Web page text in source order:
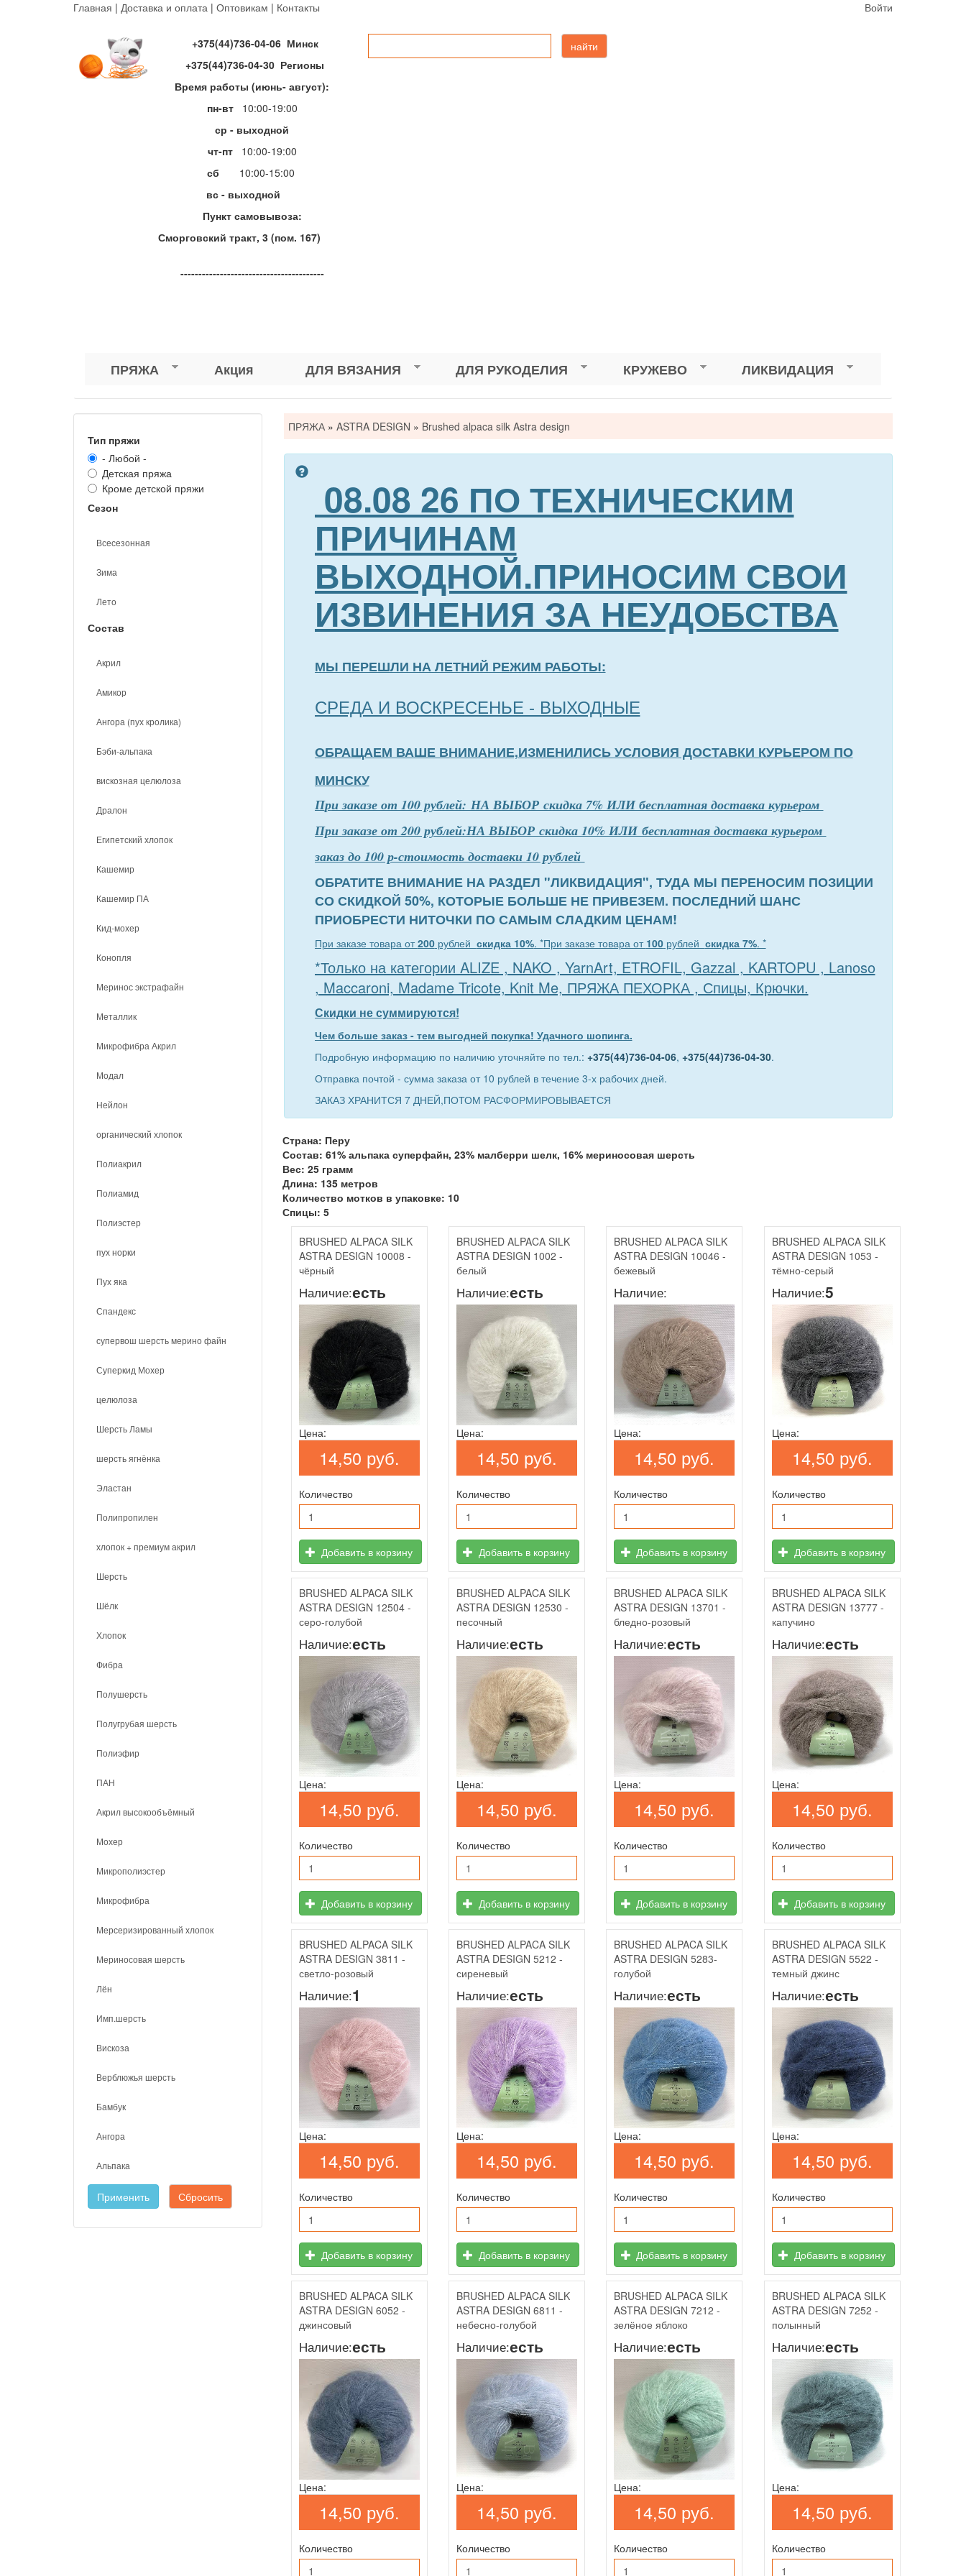
Главная | Доставка и оплата | Оптовикам | Контакты Войти
+375(44)736-04-06 Минск
+375(44)736-04-30 Регионы
Время работы (июнь- август):
пн-вт
10:00-19:00
ср - выходной
чт-пт 10:00-19:00
сб
10:00-15:00
вс - выходной
Пункт самовывоза:
Сморговский тракт, 3 (пом. 167)
----------------------------------------
найти
ПРЯЖА Акция ДЛЯ ВЯЗАНИЯ ДЛЯ РУКОДЕЛИЯ КРУЖЕВО ЛИКВИДАЦИЯ
Тип пряжи
- Любой -
Детская пряжа
Кроме детской пряжи
Сезон
Всесезонная
Зима
Лето
Состав
Акрил
Амикор
Ангора (пух кролика)
Бэби-альпака
вискозная целюлоза
Дралон
Египетский хлопок
Кашемир
Кашемир ПА
Кид-мохер
Конопля
Меринос экстрафайн
Металлик
Микрофибра Акрил
Модал
Нейлон
органический хлопок
Полиакрил
Полиамид
Полиэстер
пух норки
Пух яка
Спандекс
супервош шерсть мерино файн
Суперкид Мохер
целюлоза
Шерсть Ламы
шерсть ягнёнка
Эластан
Полипропилен
хлопок + премиум акрил
Шерсть
Шёлк
Хлопок
Фибра
Полушерсть
Полугрубая шерсть
Полиэфир
ПАН
Акрил высокообъёмный
Мохер
Микрополиэстер
Микрофибра
Мерсеризированный хлопок
Мериносовая шерсть
Лён
Имп.шерсть
Вискоза
Верблюжья шерсть
Бамбук
Ангора
Альпака
Применить Сбросить
Вы
здесь
ПРЯЖА » ASTRA DESIGN » Brushed alpaca silk Astra design
08.08 26 ПО ТЕХНИЧЕСКИМ
ПРИЧИНАМ
ВЫХОДНОЙ.ПРИНОСИМ СВОИ
ИЗВИНЕНИЯ ЗА НЕУДОБСТВА
МЫ ПЕРЕШЛИ НА ЛЕТНИЙ РЕЖИМ РАБОТЫ:
СРЕДА И ВОСКРЕСЕНЬЕ - ВЫХОДНЫЕ
ОБРАЩАЕМ ВАШЕ ВНИМАНИЕ,ИЗМЕНИЛИСЬ УСЛОВИЯ ДОСТАВКИ КУРЬЕРОМ ПО
МИНСКУ
При заказе от 100 рублей: НА ВЫБОР скидка 7% ИЛИ бесплатная доставка курьером
При заказе от 200 рублей:НА ВЫБОР скидка 10% ИЛИ бесплатная доставка курьером
заказ до 100 р-стоимость доставки 10 рублей
ОБРАТИТЕ ВНИМАНИЕ НА РАЗДЕЛ "ЛИКВИДАЦИЯ", ТУДА МЫ ПЕРЕНОСИМ ПОЗИЦИИ
СО СКИДКОЙ 50%, КОТОРЫЕ БОЛЬШЕ НЕ ПРИВЕЗЕМ. ПОСЛЕДНИЙ ШАНС
ПРИОБРЕСТИ НИТОЧКИ ПО САМЫМ СЛАДКИМ ЦЕНАМ!
При заказе товара от200рублей скидка 10%. *При заказе товара от 100рублей скидка 7%. *
*Только на категории ALIZE , NAKO , YarnArt, ETROFIL, Gazzal , KARTOPU , Lanoso
, Maccaroni, Madame Tricote, Knit Me, ПРЯЖА ПЕХОРКА , Спицы, Крючки.
Скидки не суммируются!
Чем больше заказ - тем выгодней покупка! Удачного шопинга.
Подробную информацию по наличию уточняйте по тел.: +375(44)736-04-06, +375(44)736-04-30.
Отправка почтой - сумма заказа от 10 рублей в течение 3-х рабочих дней.
ЗАКАЗ ХРАНИТСЯ 7 ДНЕЙ,ПОТОМ РАСФОРМИРОВЫВАЕТСЯ
Страна: Перу
Состав: 61% альпака суперфайн, 23% малберри шелк, 16% мериносовая шерсть
Вес: 25 грамм
Длина: 135 метров
Количество мотков в упаковке: 10
Спицы: 5
BRUSHED ALPACA SILK
ASTRA DESIGN 10008 -
чёрный
Наличие:есть
Цена:
14,50 руб.
Количество
Добавить в корзину
BRUSHED ALPACA SILK
ASTRA DESIGN 1002 -
белый
Наличие:есть
Цена:
14,50 руб.
Количество
Добавить в корзину
BRUSHED ALPACA SILK
ASTRA DESIGN 10046 -
бежевый
Наличие:
Цена:
14,50 руб.
Количество
Добавить в корзину
BRUSHED ALPACA SILK
ASTRA DESIGN 1053 -
тёмно-серый
Наличие:5
Цена:
14,50 руб.
Количество
Добавить в корзину
BRUSHED ALPACA SILK
ASTRA DESIGN 12504 -
серо-голубой
Наличие:есть
Цена:
14,50 руб.
Количество
Добавить в корзину
BRUSHED ALPACA SILK
ASTRA DESIGN 12530 -
песочный
Наличие:есть
Цена:
14,50 руб.
Количество
Добавить в корзину
BRUSHED ALPACA SILK
ASTRA DESIGN 13701 -
бледно-розовый
Наличие:есть
Цена:
14,50 руб.
Количество
Добавить в корзину
BRUSHED ALPACA SILK
ASTRA DESIGN 13777 -
капучино
Наличие:есть
Цена:
14,50 руб.
Количество
Добавить в корзину
BRUSHED ALPACA SILK
ASTRA DESIGN 3811 -
светло-розовый
Наличие:1
Цена:
14,50 руб.
Количество
Добавить в корзину
BRUSHED ALPACA SILK
ASTRA DESIGN 5212 -
сиреневый
Наличие:есть
Цена:
14,50 руб.
Количество
Добавить в корзину
BRUSHED ALPACA SILK
ASTRA DESIGN 5283-
голубой
Наличие:есть
Цена:
14,50 руб.
Количество
Добавить в корзину
BRUSHED ALPACA SILK
ASTRA DESIGN 5522 -
темный джинс
Наличие:есть
Цена:
14,50 руб.
Количество
Добавить в корзину
BRUSHED ALPACA SILK
ASTRA DESIGN 6052 -
джинсовый
Наличие:есть
Цена:
14,50 руб.
Количество
BRUSHED ALPACA SILK
ASTRA DESIGN 6811 -
небесно-голубой
Наличие:есть
Цена:
14,50 руб.
Количество
BRUSHED ALPACA SILK
ASTRA DESIGN 7212 -
зелёное яблоко
Наличие:есть
Цена:
14,50 руб.
Количество
BRUSHED ALPACA SILK
ASTRA DESIGN 7252 -
полынный
Наличие:есть
Цена:
14,50 руб.
Количество